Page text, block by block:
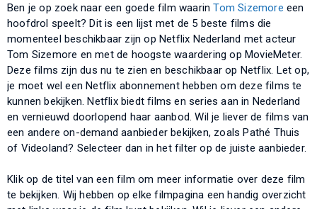
Ben je op zoek naar een goede film waarinTom Sizemore een
hoofdrol speelt? Dit is een lijst met de 5 beste films die
momenteel beschikbaar zijn op Netflix Nederland met acteur
Tom Sizemore en met de hoogste waardering op MovieMeter.
Deze films zijn dus nu te zien en beschikbaar op Netflix. Let op,
je moet wel een Netflix abonnement hebben om deze films te
kunnen bekijken. Netflix biedt films en series aan in Nederland
en vernieuwd doorlopend haar aanbod. Wil je liever de films van
een andere on-demand aanbieder bekijken, zoals Pathé Thuis
of Videoland? Selecteer dan in het filter op de juiste aanbieder.
Klik op de titel van een film om meer informatie over deze film
te bekijken. Wij hebben op elke filmpagina een handig overzicht